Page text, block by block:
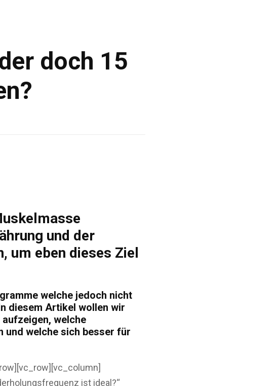
doch 15
und der
um eben dieses Ziel
welche jedoch nicht
diesem Artikel wollen wir
welche
und welche sich besser für
ist ideal?“